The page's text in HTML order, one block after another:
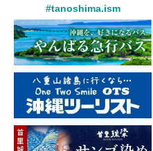
#tanoshima.ism